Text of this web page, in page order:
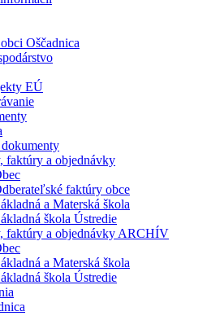
Oščadnica
EÚ
faktúry a objednávky
faktúry obce
a Materská škola
škola Ústredie
faktúry a objednávky ARCHÍV
a Materská škola
škola Ústredie